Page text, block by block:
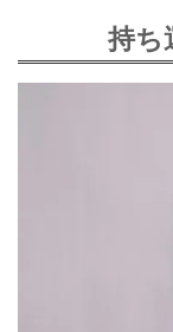
持ち